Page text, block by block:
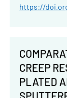
https://
CREEP
PLATED